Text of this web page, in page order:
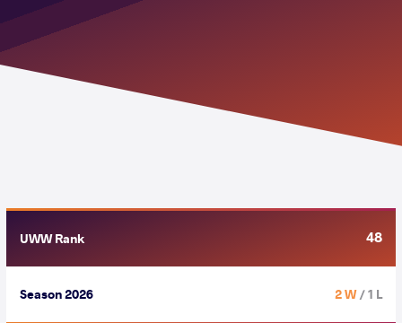
UWW Rank 48
Season 2026 2 W/ 1 L